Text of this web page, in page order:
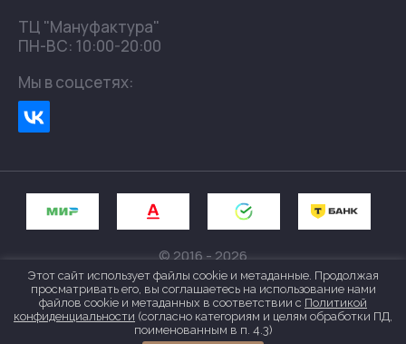
ТЦ "Мануфактура"
ПН-ВС: 10:00-20:00
Мы в соцсетях:
© 2016 - 2026
Политика конфиденциальности
Этот сайт использует файлы cookie и метаданные. Продолжая
просматривать его, вы соглашаетесь на использование нами
файлов cookie и метаданных в соответствии с Политикой
конфиденциальности (согласно категориям и целям обработки ПД,
поименованным в п. 4.3)